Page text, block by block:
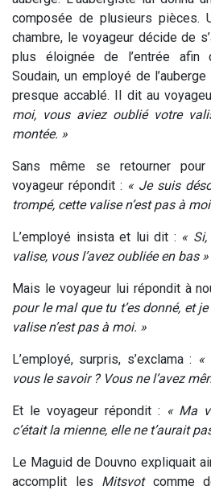
composée de plusieurs pièces.
chambre, le voyageur décide de
plus éloignée de l’entrée afin
Soudain, un employé de
presque accablé. Il dit au
moi, vous aviez oublié votre
montée. »
Sans même se retourner
voyageur répondit : « Je suis
trompé, cette valise n’est pas à
L’employé insista et lui dit : «
valise, vous l’avez oubliée en bas »
Mais le voyageur lui répondit à
pour le mal que tu t’es donné, et
valise n’est pas à moi. »
L’employé, surpris, s’exclama : «
vous le savoir ? Vous ne l’avez
Et le voyageur répondit : « Ma
c’était la mienne, elle ne t’aurait
Le Maguid de Douvno expliquait
accomplit les Mitsvotcomme